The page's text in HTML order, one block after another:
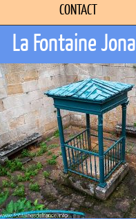
CONTACT
La Fontaine